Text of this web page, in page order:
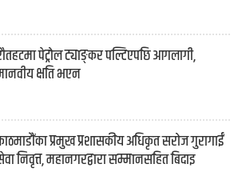
पेट्रोल ट्याङ्कर पल्टिएपछि आगलागी,
क्षति भएन
प्रमुख प्रशासकीय अधिकृत सरोज गुरागाईं
निवृत्त, महानगरद्वारा सम्मानसहित बिदाइ